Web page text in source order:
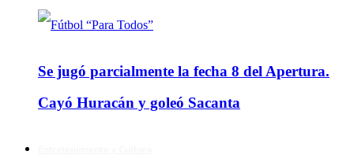
Se jugó parcialmente la fecha 8 del Apertura.
Cayó Huracán y goleó Sacanta